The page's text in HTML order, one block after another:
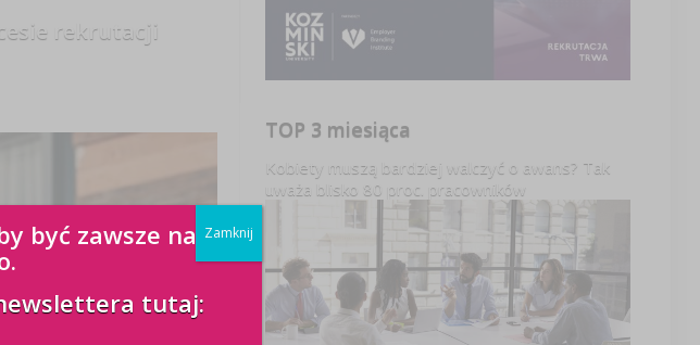
rekrutacji
TOP 3 miesiąca
Kobiety muszą bardziej walczyć o awans? Tak
uważa blisko 80 proc. pracowników
być zawsze na
tutaj:
Zamknij